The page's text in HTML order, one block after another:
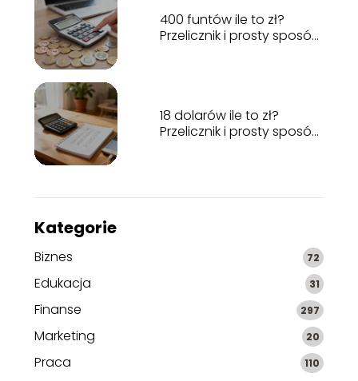
400 funtów ile to zł?
Przelicznik i prosty sposób
18 dolarów ile to zł?
Przelicznik i prosty sposób
Kategorie
Biznes 72
Edukacja 31
Finanse 297
Marketing 20
Praca 110